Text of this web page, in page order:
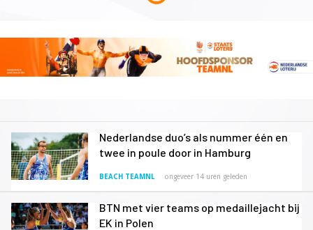
Nederlandse duo’s als nummer één en
twee in poule door in Hamburg
BEACH TEAMNL ongeveer 14 uren geleden
BTN met vier teams op medaillejacht bij
EK in Polen